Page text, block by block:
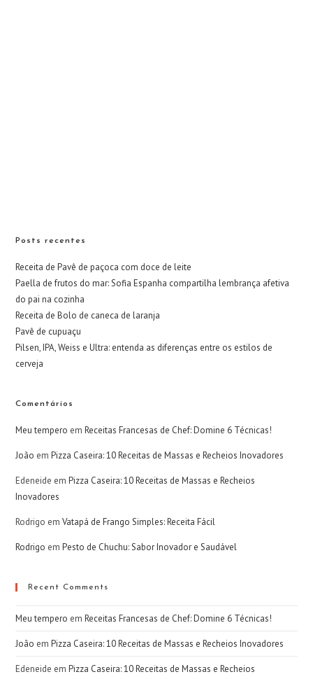
Posts recentes
Receita de Pavê de paçoca com doce de leite
Paella de frutos do mar: Sofia Espanha compartilha lembrança afetiva
do pai na cozinha
Receita de Bolo de caneca de laranja
Pavê de cupuaçu
Pilsen, IPA, Weiss e Ultra: entenda as diferenças entre os estilos de
cerveja
Comentários
Meu tempero emReceitas Francesas de Chef: Domine 6 Técnicas!
João emPizza Caseira: 10 Receitas de Massas e Recheios Inovadores
Edeneide emPizza Caseira: 10 Receitas de Massas e Recheios
Inovadores
Rodrigo emVatapá de Frango Simples: Receita Fácil
Rodrigo emPesto de Chuchu: Sabor Inovador e Saudável
Recent Comments
Meu tempero emReceitas Francesas de Chef: Domine 6 Técnicas!
João emPizza Caseira: 10 Receitas de Massas e Recheios Inovadores
Edeneide emPizza Caseira: 10 Receitas de Massas e Recheios